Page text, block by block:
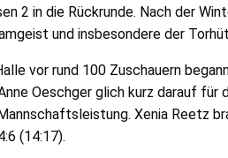
2 in die Rückrunde. Nach der
und insbesondere der
vor rund 100 Zuschauern
Oeschger glich kurz darauf
Xenia Reetz
(14:17).